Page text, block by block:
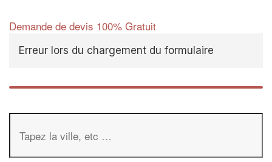
Demande de devis 100% Gratuit
Erreur lors du chargement du formulaire